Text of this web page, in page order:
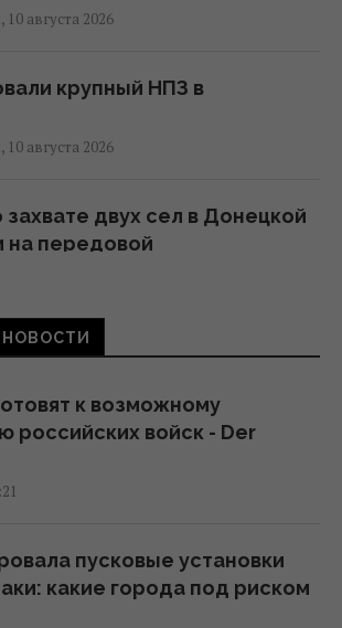
августа 2026
крупный НПЗ в
августа 2026
захвате двух сел в Донецкой
на передовой
разрушения,
человек
августа 2026
10 членов одной семьи
августа 2026
к возможному
российских войск - Der
пусковые установки
какие города под риском